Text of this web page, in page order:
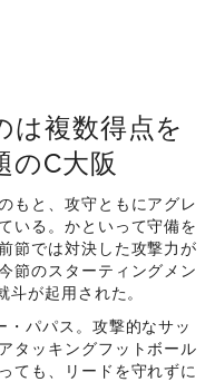
は複数得点を
のC大阪
もと、攻守ともにアグレ
いる。かといって守備を
節では対決した攻撃力が
節のスターティングメン
斗が起用された。
・パパス。攻撃的なサッ
タッキングフットボール
ても、リードを守れずに